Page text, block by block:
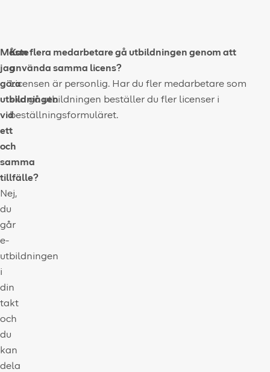
Måste
jag
göra
utbildningen
vid
ett
och
samma
tillfälle?
Nej,
du
går
e-
utbildningen
i
din
takt
och
du
kan
dela
Kan flera medarbetare gå utbildningen genom att
använda samma licens?
Licensen är personlig. Har du fler medarbetare som
ska gå utbildningen beställer du fler licenser i
beställningsformuläret.